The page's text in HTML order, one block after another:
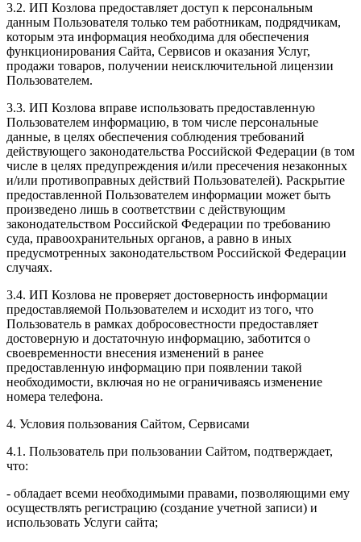
3.2. ИП Козлова предоставляет доступ к персональным
данным Пользователя только тем работникам, подрядчикам,
которым эта информация необходима для обеспечения
функционирования Сайта, Сервисов и оказания Услуг,
продажи товаров, получении неисключительной лицензии
Пользователем.
3.3. ИП Козлова вправе использовать предоставленную
Пользователем информацию, в том числе персональные
данные, в целях обеспечения соблюдения требований
действующего законодательства Российской Федерации (в том
числе в целях предупреждения и/или пресечения незаконных
и/или противоправных действий Пользователей). Раскрытие
предоставленной Пользователем информации может быть
произведено лишь в соответствии с действующим
законодательством Российской Федерации по требованию
суда, правоохранительных органов, а равно в иных
предусмотренных законодательством Российской Федерации
случаях.
3.4. ИП Козлова не проверяет достоверность информации
предоставляемой Пользователем и исходит из того, что
Пользователь в рамках добросовестности предоставляет
достоверную и достаточную информацию, заботится о
своевременности внесения изменений в ранее
предоставленную информацию при появлении такой
необходимости, включая но не ограничиваясь изменение
номера телефона.
4. Условия пользования Сайтом, Сервисами
4.1. Пользователь при пользовании Сайтом, подтверждает,
что:
- обладает всеми необходимыми правами, позволяющими ему
осуществлять регистрацию (создание учетной записи) и
использовать Услуги сайта;